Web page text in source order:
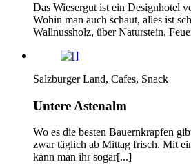
Das Wiesergut ist ein Designhotel
Wohin man auch schaut, alles ist
Wallnussholz, über Naturstein,
Salzburger Land, Cafes, Snack
Untere Astenalm
Wo es die besten Bauernkrapfen
zwar täglich ab Mittag frisch. Mit
kann man ihr sogar[...]